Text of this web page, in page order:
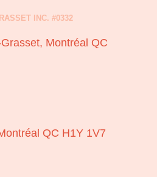
INC. #0332
Montréal QC
QC H1Y 1V7